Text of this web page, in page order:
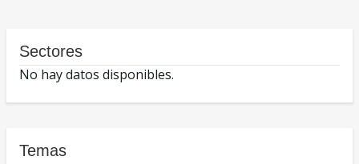
Sectores
No hay datos disponibles.
Temas